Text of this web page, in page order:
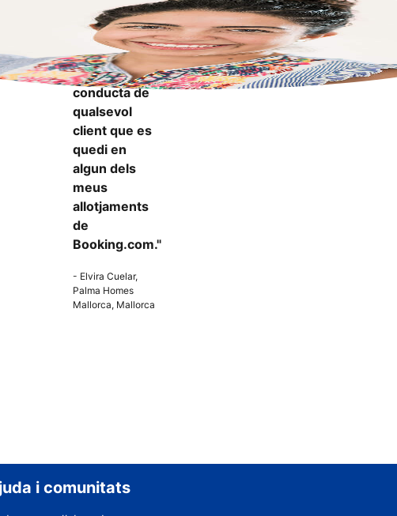
més segura
sabent que
puc informar
de mala
conducta de
qualsevol
client que es
quedi en
algun dels
meus
allotjaments
de
Booking.com."
- Elvira Cuelar,
Palma Homes
Mallorca, Mallorca
i comunitats